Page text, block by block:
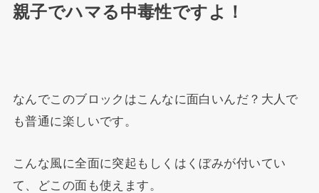
親子でハマる中毒性ですよ！
なんでこのブロックはこんなに面白いんだ？大人で
も普通に楽しいです。
こんな風に全面に突起もしくはくぼみが付いてい
て、どこの面も使えます。